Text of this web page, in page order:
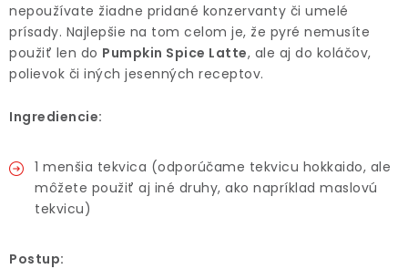
nepoužívate žiadne pridané konzervanty či umelé
prísady. Najlepšie na tom celom je, že pyré nemusíte
použiť len do Pumpkin Spice Latte, ale aj do koláčov,
polievok či iných jesenných receptov.
Ingrediencie:
1 menšia tekvica (odporúčame tekvicu hokkaido, ale
môžete použiť aj iné druhy, ako napríklad maslovú
tekvicu)
Postup: